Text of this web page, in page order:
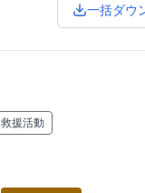
一括ダウ
救援活動